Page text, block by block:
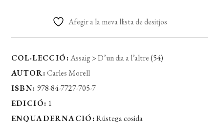
Afegir a la meva llista de desitjos
COL·LECCIÓ:Assaig >D’un dia a l’altre(54)
AUTOR:Carles Morell
ISBN: 978-84-7727-705-7
EDICIÓ: 1
ENQUADERNACIÓ:Rústega cosida